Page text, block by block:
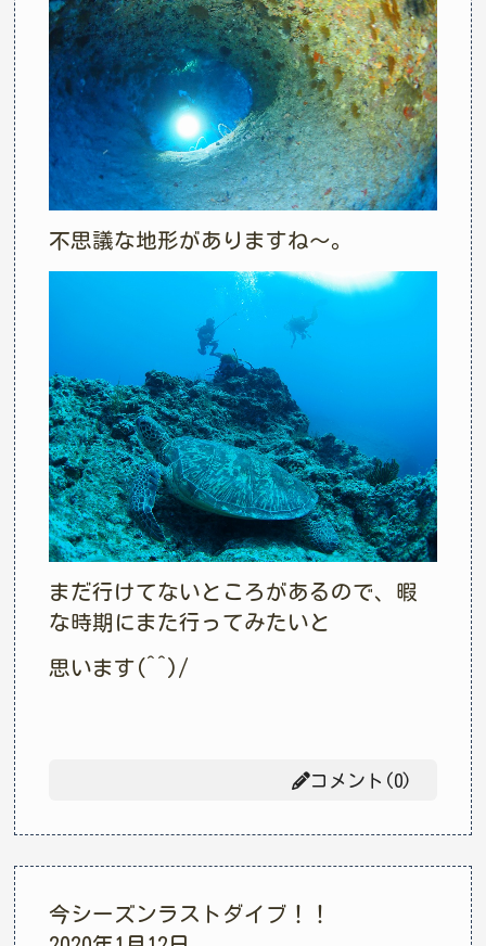
不思議な地形がありますね～。
まだ行けてないところがあるので、暇
な時期にまた行ってみたいと
思います(^^)/
コメント(0)
今シーズンラストダイブ！！